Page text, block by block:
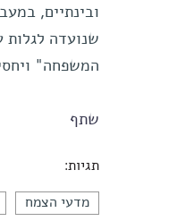
ובינתיים,
שנועדה לגלות
המשפחה"
שתף
תגיות:
מדעי הצמח